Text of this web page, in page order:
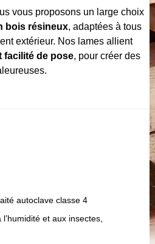
vous proposons un large choix
bois résineux, adaptées à tous
extérieur. Nos lames allient
facilité de pose, pour créer des
autoclave classe 4
l’humidité et aux insectes,